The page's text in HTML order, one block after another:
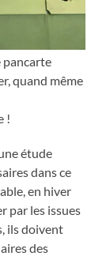
pancarte
quand même
!
étude
dans ce
en hiver
par les issues
ils doivent
des